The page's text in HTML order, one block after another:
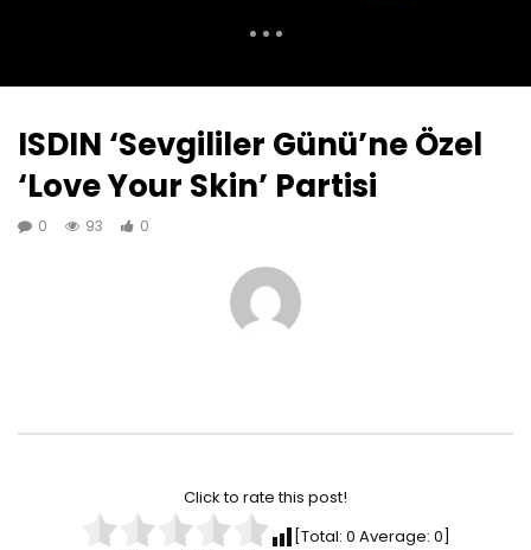
ISDIN ‘Sevgililer Günü’ne Özel
‘Love Your Skin’ Partisi
0 93 0
Click to rate this post!
[Total: 0 Average: 0]